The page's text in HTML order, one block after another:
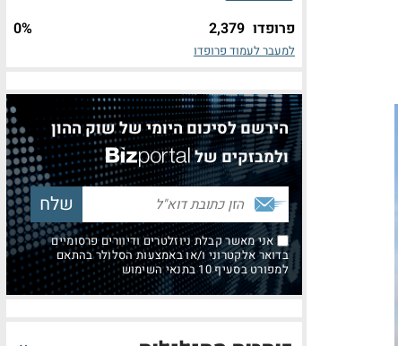
פרופדו 2,379
0%
למעבר לעמוד פרופדו
הירשם לסיכום היומי של שוק ההון
ולמבזקים של
אני מאשר קבלת ניוזלטרים ודיוורים פרסומיים
בדואר אלקטרוני ו/או באמצעות הסלולר בהתאם
למפורט בסעיף 10 בתנאי השימוש